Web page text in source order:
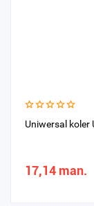
Uniwersal
17,14 man.